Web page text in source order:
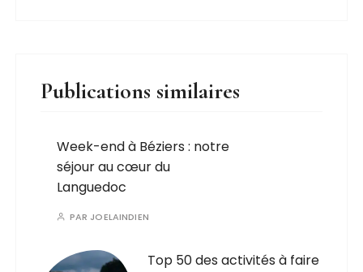
Publications similaires
Week-end à Béziers : notre
séjour au cœur du
Languedoc
PAR JOELAINDIEN
Top 50 des activités à faire